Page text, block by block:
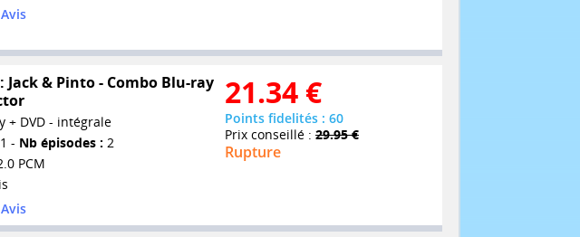
Jack & Pinto - Combo Blu-ray
+ DVD - intégrale
1 - Nb épisodes : 2
PCM
Avis
21.34 €
Points fidelités : 60
Prix conseillé : 29.95 €
Rupture